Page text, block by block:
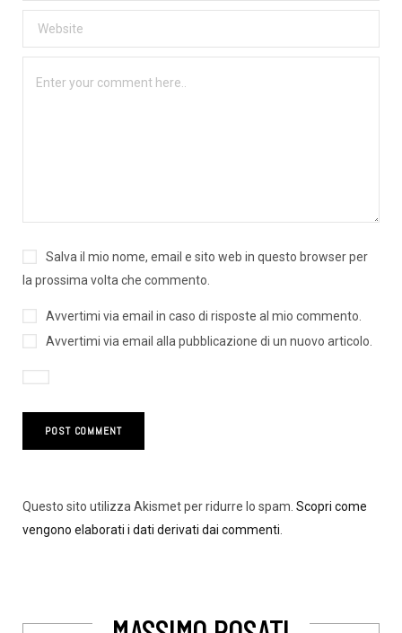
Salva il mio nome, email e sito web in questo browser per
la prossima volta che commento.
Avvertimi via email in caso di risposte al mio commento.
Avvertimi via email alla pubblicazione di un nuovo articolo.
Questo sito utilizza Akismet per ridurre lo spam. Scopri come
vengono elaborati i dati derivati dai commenti.